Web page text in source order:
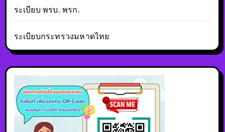
ระเบียบ พรบ. พรก.
ระเบียบกระทรวงมหาดไทย